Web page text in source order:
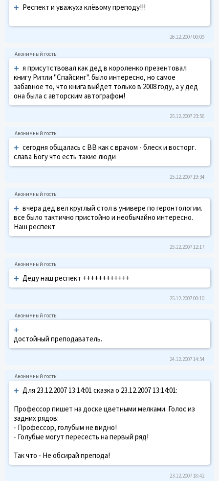
+ Респект и уважуха клёвому преподу!!!
26.12.2007 00:09
+ я присутствовал как дед в короленко презентовал
книгу Ритли "Спайсинг". было интересно, но самое
забавное то, что книга выйдет только в 2008 году, а у дед
она была с авторским автографом!
25.12.2007 23:56
+ cегодня общалась с ВВ как с врачом - блеск и восторг.
слава Богу что есть такие люди
25.12.2007 19:34
+ вчера дед вел круглый стол в универе по геронтологии.
все было тактично пристойно и необычайно интересно.
Наш респект
25.12.2007 12:17
+ Деду наш респект ++++++++++++
25.12.2007 00:10
+
достойный преподаватель.
24.12.2007 14:54
+ Для 23.12.2007 13:14:01 сказка о 23.12.2007 13:14:01:
Профессор пишет на доске цветными мелками. Голос из
задних рядов:
- Профессор, голубым не видно!
- Голубые могут пересесть на первый ряд!
Так что - Не обсирай препода!
23.12.2007 18:42